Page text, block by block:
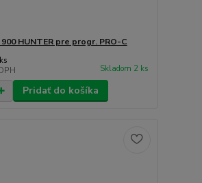
HUNTER pre progr. PRO-C
Skladom 2 ks
Pridať do košíka